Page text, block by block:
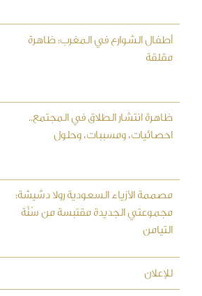
أطفال الشوارع في المغرب: ظاهرة
مقلقة
ظاهرة انتشار الطلاق في المجتمع..
احصائيات، ومسببات، وحلول
مصممة الأزياء السعودية رولا دشيشة:
مجموعتي الجديدة مقتبسة من سُنَّة
التيامن
للإعلان